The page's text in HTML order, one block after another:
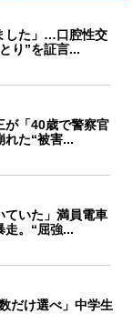
した」…口腔性交
り”を証言...
が「40歳で警察官
た“被害...
ていた」満員電車
走。“屈強...
だけ選べ」中学生